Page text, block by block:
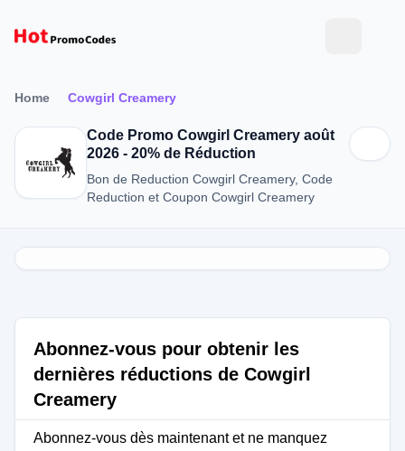
Home Cowgirl Creamery
Code Promo Cowgirl Creamery août
2026 - 20% de Réduction
Bon de Reduction Cowgirl Creamery, Code
Reduction et Coupon Cowgirl Creamery
Abonnez-vous pour obtenir les
dernières réductions de Cowgirl
Creamery
Abonnez-vous dès maintenant et ne manquez